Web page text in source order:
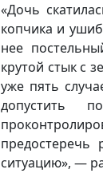
«Дочь
копчика и
нее
крутой стык с
уже пять
допустить
ситуацию», —